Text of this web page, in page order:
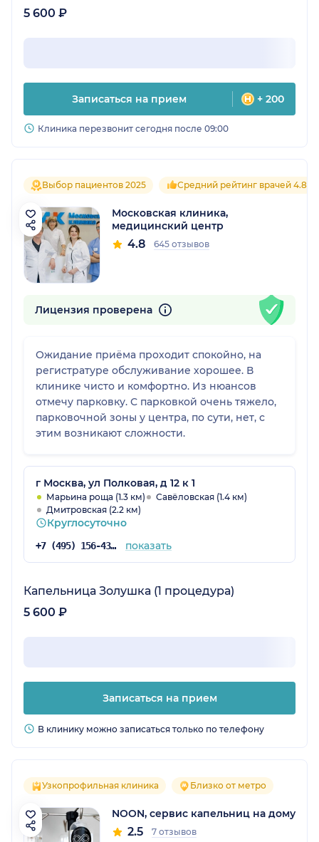
5 600 ₽
Записаться на прием + 200
Клиника перезвонит сегодня после 09:00
Выбор пациентов 2025 Средний рейтинг врачей 4.8
Московская клиника,
медицинский центр
4.8 645 отзывов
Лицензия проверена
Ожидание приёма проходит спокойно, на
регистратуре обслуживание хорошее. В
клинике чисто и комфортно. Из нюансов
отмечу парковку. С парковкой очень тяжело,
парковочной зоны у центра, по сути, нет, с
этим возникают сложности.
г Москва, ул Полковая, д 12 к 1
Марьина роща (1.3 км)
Савёловская (1.4 км)
Дмитровская (2.2 км)
Круглосуточно
+7 (495) 156-43-19 показать
Капельница Золушка (1 процедура)
5 600 ₽
Записаться на прием
В клинику можно записаться только по телефону
Узкопрофильная клиника Близко от метро
NOON, сервис капельниц на дому
2.5 7 отзывов